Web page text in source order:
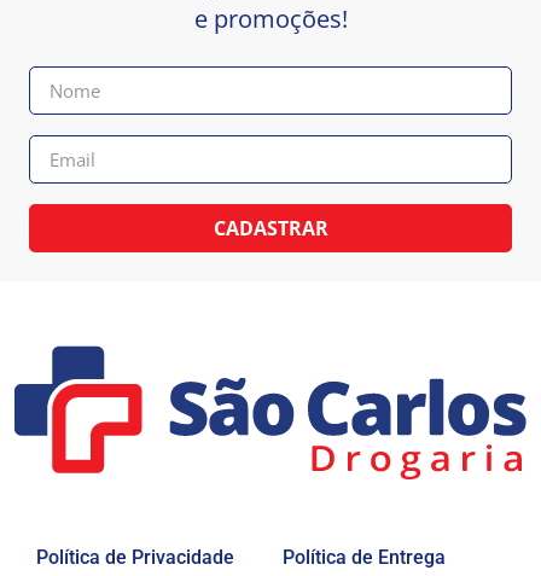
e promoções!
CADASTRAR
Política de Privacidade Política de Entrega